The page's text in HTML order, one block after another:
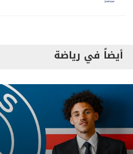
أيضاً في رياضة